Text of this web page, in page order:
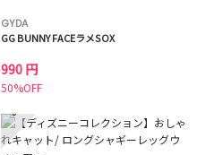
GYDA
GG BUNNY FACEラメSOX
990 円
50%OFF
6